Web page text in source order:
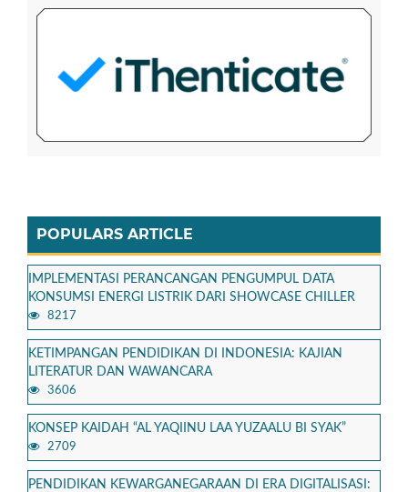
POPULARS ARTICLE
IMPLEMENTASI PERANCANGAN PENGUMPUL DATA
KONSUMSI ENERGI LISTRIK DARI SHOWCASE CHILLER
8217
KETIMPANGAN PENDIDIKAN DI INDONESIA: KAJIAN
LITERATUR DAN WAWANCARA
3606
KONSEP KAIDAH “AL YAQIINU LAA YUZAALU BI SYAK”
2709
PENDIDIKAN KEWARGANEGARAAN DI ERA DIGITALISASI: